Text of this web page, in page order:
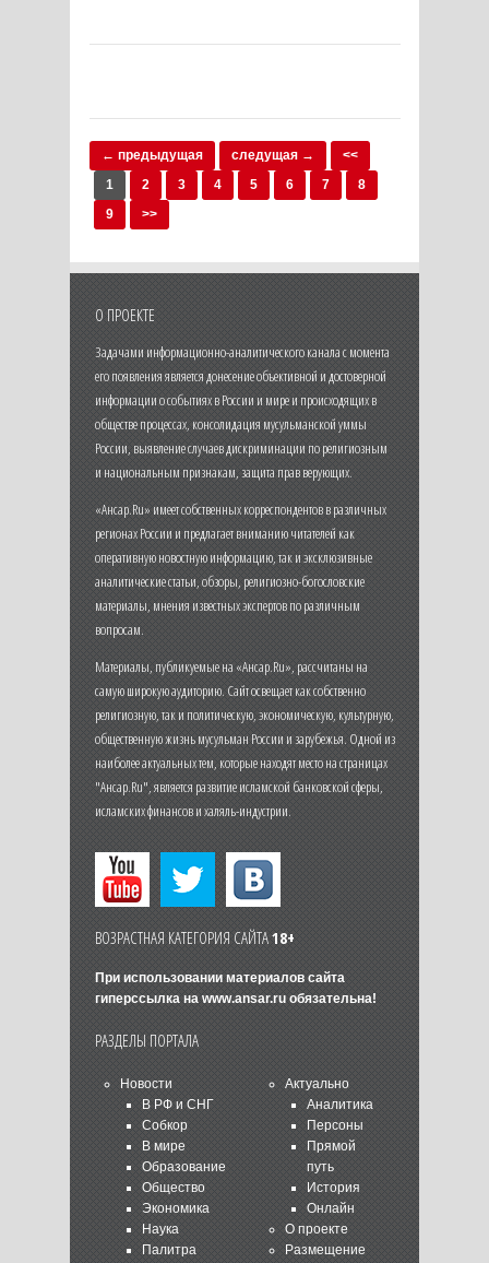
← предыдущая следущая →
<<
1
2 3 4 5 6 7
8
9
>>
О ПРОЕКТЕ
Задачами информационно-аналитического канала с момента
его появления является донесение объективной и достоверной
информации о событиях в России и мире и происходящих в
обществе процессах, консолидация мусульманской уммы
России, выявление случаев дискриминации по религиозным
и национальным признакам, защита прав верующих.
«Ансар.Ru» имеет собственных корреспондентов в различных
регионах России и предлагает вниманию читателей как
оперативную новостную информацию, так и эксклюзивные
аналитические статьи, обзоры, религиозно-богословские
материалы, мнения известных экспертов по различным
вопросам.
Материалы, публикуемые на «Ансар.Ru», рассчитаны на
самую широкую аудиторию. Сайт освещает как собственно
религиозную, так и политическую, экономическую, культурную,
общественную жизнь мусульман России и зарубежья. Одной из
наиболее актуальных тем, которые находят место на страницах
"Ансар.Ru", является развитие исламской банковской сферы,
исламских финансов и халяль-индустрии.
ВОЗРАСТНАЯ КАТЕГОРИЯ САЙТА18+
При использовании материалов сайта
гиперссылка на www.ansar.ruобязательна!
РАЗДЕЛЫ ПОРТАЛА
Новости
В РФ и СНГ
Собкор
В мире
Образование
Общество
Экономика
Наука
Палитра
Актуально
Аналитика
Персоны
Прямой
путь
История
Онлайн
О проекте
Размещение